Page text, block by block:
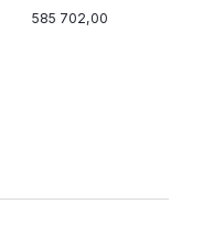
585 702,00